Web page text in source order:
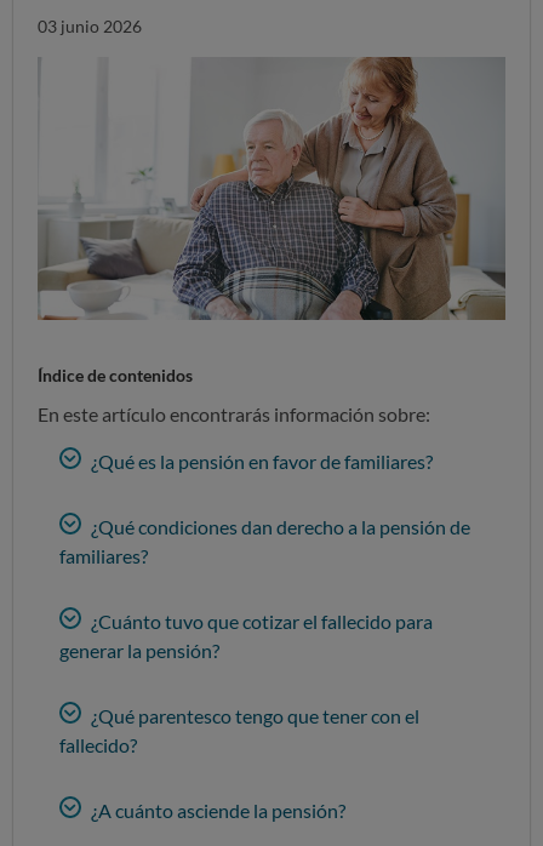
03 junio 2026
Índice de contenidos
En este artículo encontrarás información sobre:
¿Qué es la pensión en favor de familiares?
¿Qué condiciones dan derecho a la pensión de
familiares?
¿Cuánto tuvo que cotizar el fallecido para
generar la pensión?
¿Qué parentesco tengo que tener con el
fallecido?
¿A cuánto asciende la pensión?